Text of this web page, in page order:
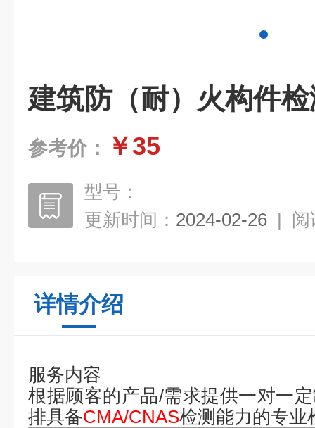
建筑防（耐）火构件
参考价： ￥35
型号：
更新时间： 2024-02-26 | 阅
详情介绍
服务内容
根据顾客的产品/需求提供一对一
排具备CMA/CNAS检测能力的专业